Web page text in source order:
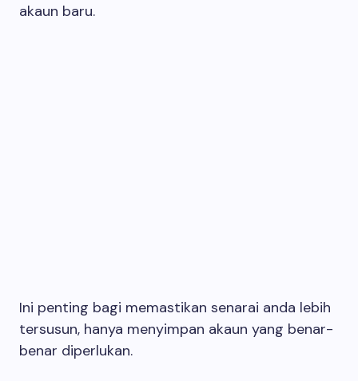
akaun baru.
Ini penting bagi memastikan senarai anda lebih
tersusun, hanya menyimpan akaun yang benar-
benar diperlukan.